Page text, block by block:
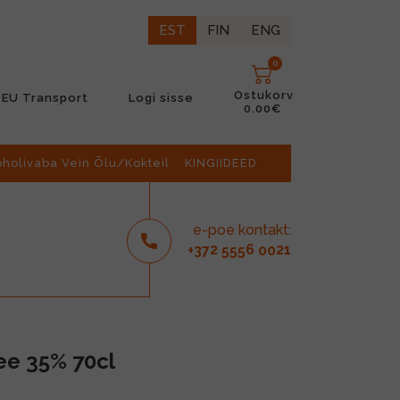
EST FIN ENG
EU Transport Logi sisse
0
Ostukorv
0.00€
Vein Õlu/Kokteil KINGIIDEED
e-poe kontakt:
+372 5556 0021
35% 70cl